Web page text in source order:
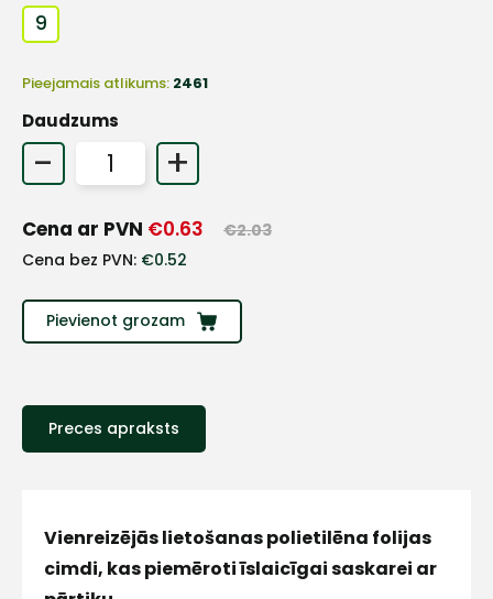
9
Pieejamais atlikums: 2461
Daudzums
- +
Cena ar PVN €0.63 €2.03
Cena bez PVN: €0.52
Pievienot grozam
Preces apraksts
Vienreizējās lietošanas polietilēna folijas
cimdi, kas piemēroti īslaicīgai saskarei ar
Vārds
+